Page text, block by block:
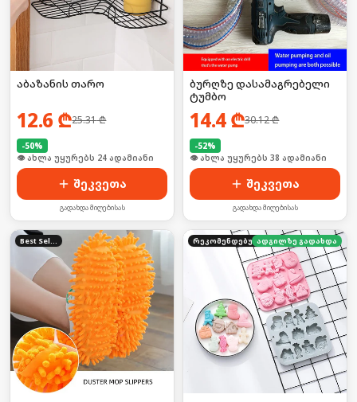
აბაზანის თარო
12.6 ₾25.31₾
-50%
🛒 ბოლო 24სთ-ში იყიდა 37-მა
შეკვეთა
გადახდა მიღებისას
ბურღზე დასამაგრებელი
ტუმბო
14.4₾30.12₾
-52%
🛒 ბოლო 24სთ-ში იყიდა 50-მა
შეკვეთა
გადახდა მიღებისას
რეკომენდებულიადგილზე გადახდა